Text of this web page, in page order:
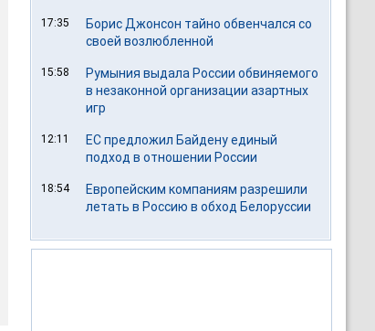
17:35
Борис Джонсон тайно обвенчался со
своей возлюбленной
15:58
Румыния выдала России обвиняемого
в незаконной организации азартных
игр
12:11
ЕС предложил Байдену единый
подход в отношении России
18:54
Европейским компаниям разрешили
летать в Россию в обход Белоруссии